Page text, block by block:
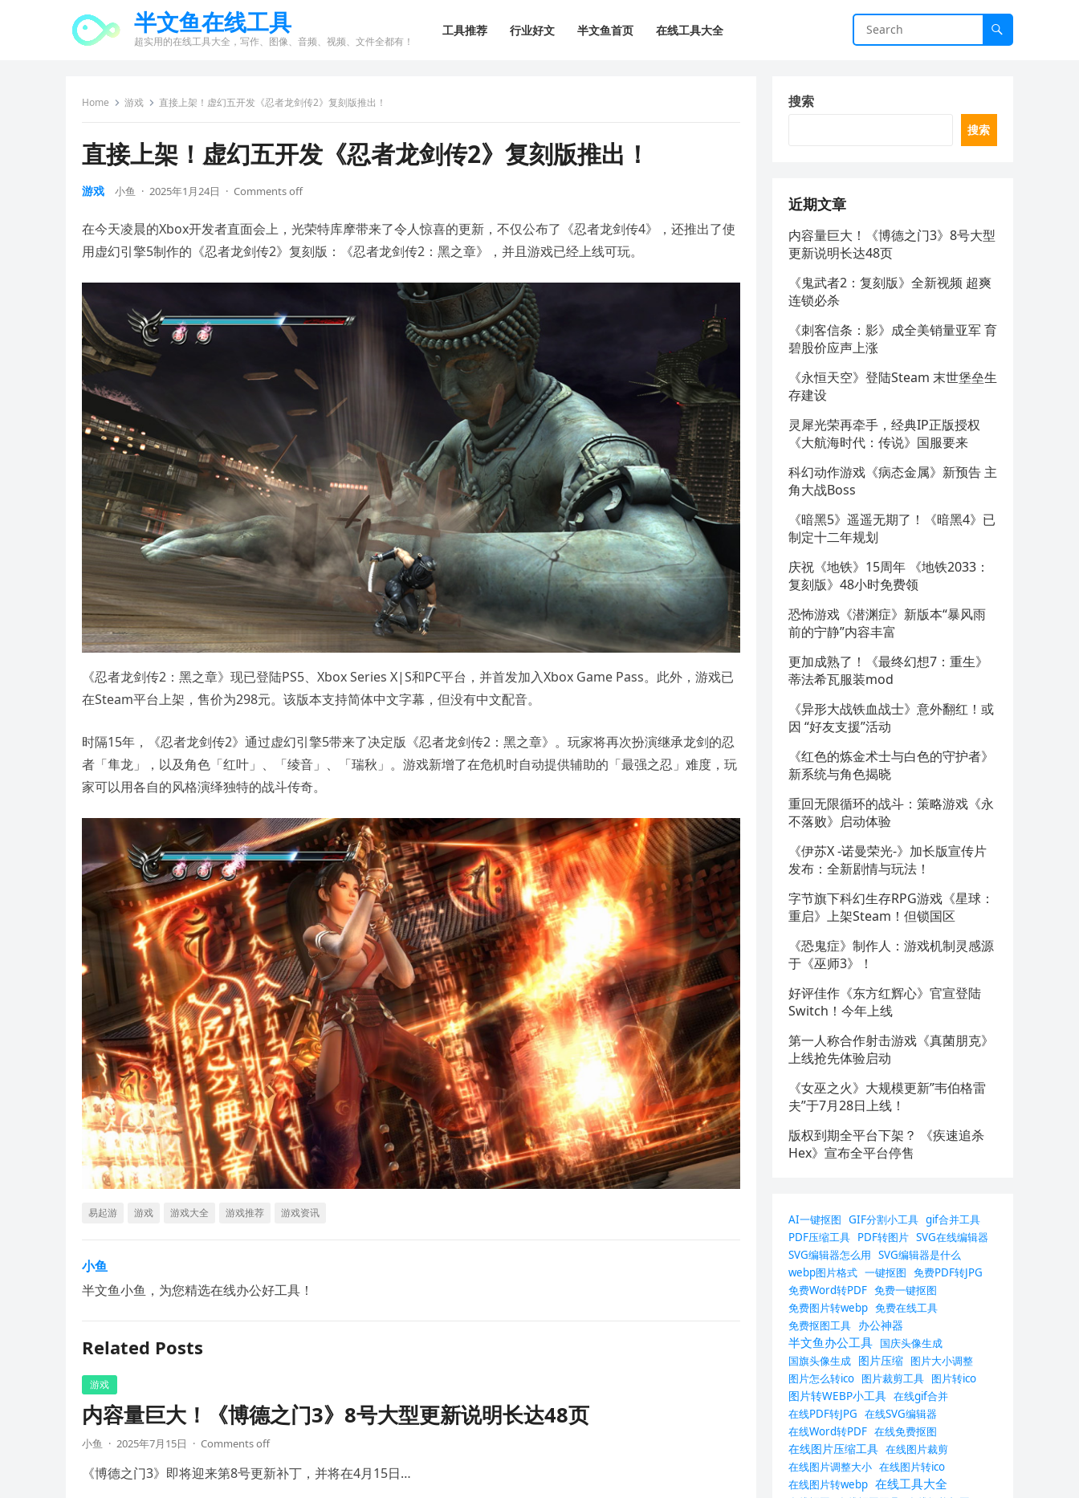
半文鱼在线工具
超实用的在线工具大全，写作、图像、音频、视频、文件全都有！
工具推荐 行业好文 半文鱼首页 在线工具大全
Home 游戏 直接上架！虚幻五开发《忍者龙剑传2》复刻版推出！
直接上架！虚幻五开发《忍者龙剑传2》复刻版推出！
游戏 小鱼 · 2025年1月24日 · Comments off
在今天凌晨的Xbox开发者直面会上，光荣特库摩带来了令人惊喜的更新，不仅公布了《忍者龙剑传4》，还推出了使
用虚幻引擎5制作的《忍者龙剑传2》复刻版：《忍者龙剑传2：黑之章》，并且游戏已经上线可玩。
《忍者龙剑传2：黑之章》现已登陆PS5、Xbox Series X|S和PC平台，并首发加入Xbox Game Pass。此外，游戏已
在Steam平台上架，售价为298元。该版本支持简体中文字幕，但没有中文配音。
时隔15年，《忍者龙剑传2》通过虚幻引擎5带来了决定版《忍者龙剑传2：黑之章》。玩家将再次扮演继承龙剑的忍
者「隼龙」，以及角色「红叶」、「绫音」、「瑞秋」。游戏新增了在危机时自动提供辅助的「最强之忍」难度，玩
家可以用各自的风格演绎独特的战斗传奇。
易起游 游戏 游戏大全 游戏推荐 游戏资讯
小鱼
半文鱼小鱼，为您精选在线办公好工具！
Related Posts
游戏
内容量巨大！《博德之门3》8号大型更新说明长达48页
小鱼 · 2025年7月15日 · Comments off
《博德之门3》即将迎来第8号更新补丁，并将在4月15日…
搜索
搜索
近期文章
内容量巨大！《博德之门3》8号大型
更新说明长达48页
《鬼武者2：复刻版》全新视频 超爽
连锁必杀
《刺客信条：影》成全美销量亚军 育
碧股价应声上涨
《永恒天空》登陆Steam 末世堡垒生
存建设
灵犀光荣再牵手，经典IP正版授权
《大航海时代：传说》国服要来
科幻动作游戏《病态金属》新预告 主
角大战Boss
《暗黑5》遥遥无期了！《暗黑4》已
制定十二年规划
庆祝《地铁》15周年 《地铁2033：
复刻版》48小时免费领
恐怖游戏《潜渊症》新版本“暴风雨
前的宁静”内容丰富
更加成熟了！《最终幻想7：重生》
蒂法希瓦服装mod
《异形大战铁血战士》意外翻红！或
因 “好友支援”活动
《红色的炼金术士与白色的守护者》
新系统与角色揭晓
重回无限循环的战斗：策略游戏《永
不落败》启动体验
《伊苏X -诺曼荣光-》加长版宣传片
发布：全新剧情与玩法！
字节旗下科幻生存RPG游戏《星球：
重启》上架Steam！但锁国区
《恐鬼症》制作人：游戏机制灵感源
于《巫师3》！
好评佳作《东方红辉心》官宣登陆
Switch！今年上线
第一人称合作射击游戏《真菌朋克》
上线抢先体验启动
《女巫之火》大规模更新”韦伯格雷
夫”于7月28日上线！
版权到期全平台下架？ 《疾速追杀
Hex》宣布全平台停售
AI一键抠图 GIF分割小工具 gif合并工具
PDF压缩工具 PDF转图片 SVG在线编辑器
SVG编辑器怎么用 SVG编辑器是什么
webp图片格式 一键抠图 免费PDF转JPG
免费Word转PDF 免费一键抠图
免费图片转webp 免费在线工具
免费抠图工具 办公神器
半文鱼办公工具 国庆头像生成
国旗头像生成 图片压缩 图片大小调整
图片怎么转ico 图片裁剪工具 图片转ico
图片转WEBP小工具 在线gif合并
在线PDF转JPG 在线SVG编辑器
在线Word转PDF 在线免费抠图
在线图片压缩工具 在线图片裁剪
在线图片调整大小 在线图片转ico
在线图片转webp 在线工具大全